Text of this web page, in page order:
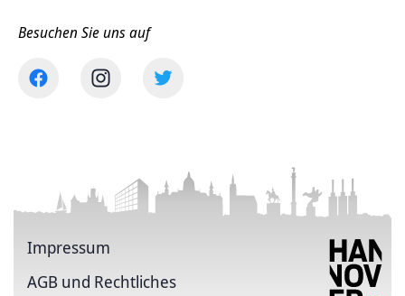
Besuchen Sie uns auf
Impressum
AGB und Rechtliches